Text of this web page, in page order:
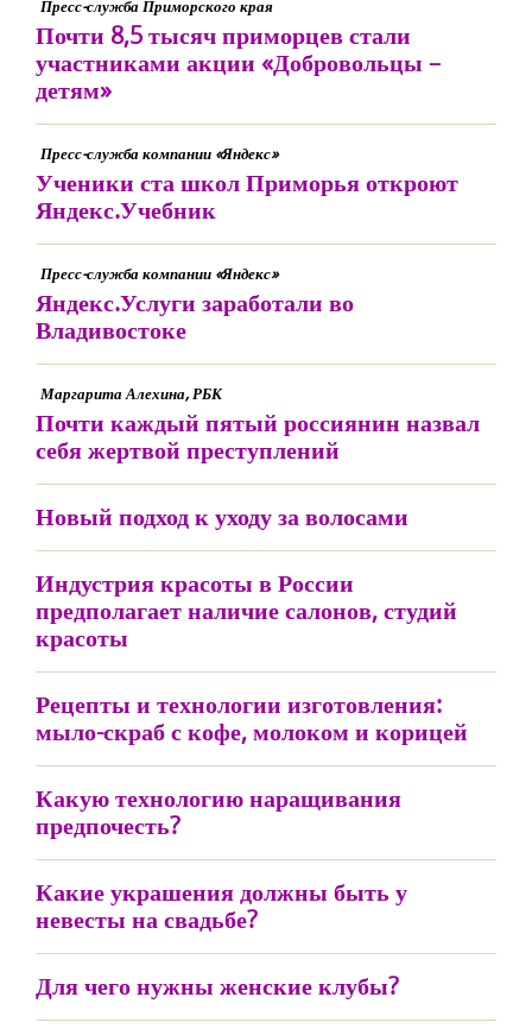
Пресс-служба Приморского края
Почти 8,5 тысяч приморцев стали
участниками акции «Добровольцы –
детям»
Пресс-служба компании «Яндекс»
Ученики ста школ Приморья откроют
Яндекс.Учебник
Пресс-служба компании «Яндекс»
Яндекс.Услуги заработали во
Владивостоке
Маргарита Алехина, РБК
Почти каждый пятый россиянин назвал
себя жертвой преступлений
Новый подход к уходу за волосами
Индустрия красоты в России
предполагает наличие салонов, студий
красоты
Рецепты и технологии изготовления:
мыло-скраб с кофе, молоком и корицей
Какую технологию наращивания
предпочесть?
Какие украшения должны быть у
невесты на свадьбе?
Для чего нужны женские клубы?